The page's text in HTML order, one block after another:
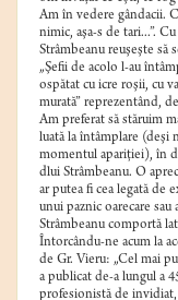
Am în vedere gândacii.
nimic, aşa-s de tari...”.
Strâmbeanu reuşeşte
„Şefii de acolo l-au
ospătat cu icre roşii, cu
murată” reprezentând,
Am preferat să stăruim
luată la întâmplare (deşi
momentul apariţiei), în
dlui Strâmbeanu. O
ar putea fi cea legată de
unui paznic oarecare
Strâmbeanu comportă
Întorcându-ne acum la
de Gr. Vieru: „Cel mai
a publicat de-a lungul a
profesionistă de